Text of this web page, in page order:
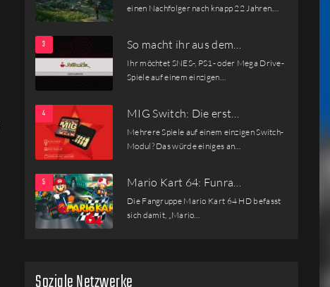
einen Nachfolger nach knapp 22 Jahren.…
So macht ihr aus dem…
Ihr möchtet SNES-, PS1- oder Mega Drive-
Spiele auf einem einzigen…
MIG Switch: Die erst…
Mehrere Spiele auf einem einzigen Switch-
Modul? Das würde einiges an…
Mario Kart 64: Funra…
Die Fangruppe Mario Kart 64 HD befasst
sich damit, „Mario…